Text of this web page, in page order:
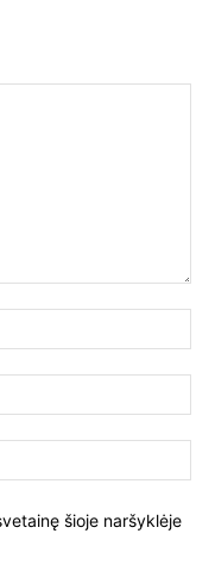
šioje naršyklėje